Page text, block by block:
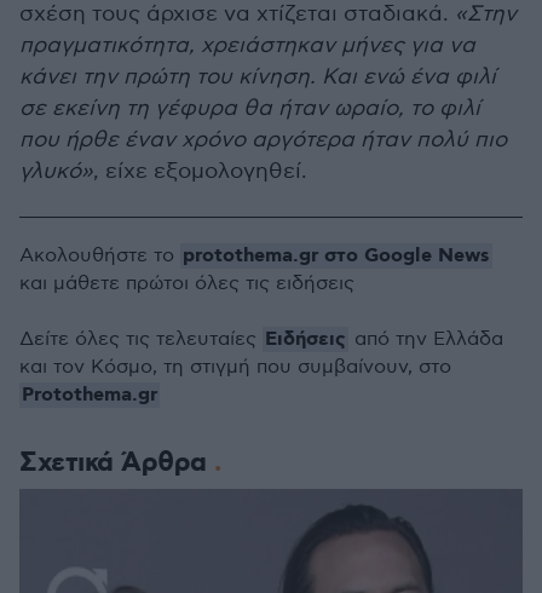
σχέση τους άρχισε να χτίζεται σταδιακά. «Στην
πραγματικότητα, χρειάστηκαν μήνες για να
κάνει την πρώτη του κίνηση. Και ενώ ένα φιλί
σε εκείνη τη γέφυρα θα ήταν ωραίο, το φιλί
που ήρθε έναν χρόνο αργότερα ήταν πολύ πιο
γλυκό», είχε εξομολογηθεί.
Σχετικά Άρθρα
Ακολουθήστε το protothema.gr στο Google News
και μάθετε πρώτοι όλες τις ειδήσεις
Δείτε όλες τις τελευταίες Ειδήσεις από την Ελλάδα
και τον Κόσμο, τη στιγμή που συμβαίνουν, στο
Protothema.gr